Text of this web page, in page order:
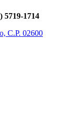
5719-1714
C.P. 02600